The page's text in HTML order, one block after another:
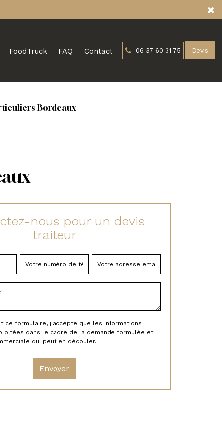
×
FoodTruck FAQ Contact 06 37 60 31 75 Devis
Bordeaux
nous pour un devis
traiteur
ce formulaire, j'accepte que les informations
dans le cadre de la demande formulée et
qui peut en découler.